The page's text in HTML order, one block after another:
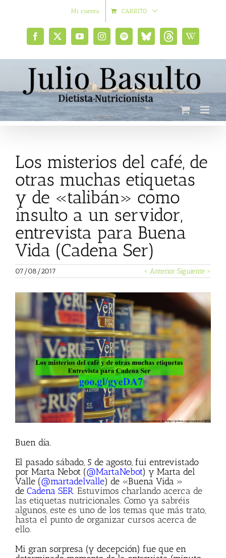
Mi cuenta CARRITO
Facebook
X YouTubeInstagramSpotifyBluesky
social
ThreadsWikipedia
Los misterios del café, de
otras muchas etiquetas
y de «talibán» como
insulto a un servidor,
entrevista para Buena
Vida (Cadena Ser)
07/08/2017 < Anterior Siguiente >
Ver
más
grande
Buen día.
El pasado sábado, 5 de agosto, fui entrevistado
por Marta Nebot (@MartaNebot) y Marta del
Valle (@martadelvalle) de «Buena Vida »
de Cadena SER. Estuvimos charlando acerca de
las etiquetas nutricionales. Como ya sabréis
algunos, este es uno de los temas que más trato,
hasta el punto de organizar cursos acerca de
ello.
Mi gran sorpresa (y decepción) fue que en